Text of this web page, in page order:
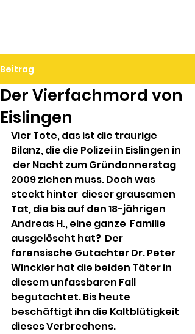
Beitrag
Der Vierfachmord von
Eislingen
Vier Tote, das ist die traurige
Bilanz, die die Polizei in Eislingen in
der Nacht zum Gründonnerstag
2009 ziehen muss. Doch was
steckt hinter  dieser grausamen
Tat, die bis auf den 18-jährigen
Andreas H., eine ganze  Familie
ausgelöscht hat?  Der
forensische Gutachter Dr. Peter
Winckler hat die beiden Täter in
diesem unfassbaren Fall
begutachtet. Bis heute
beschäftigt ihn die Kaltblütigkeit
dieses Verbrechens.